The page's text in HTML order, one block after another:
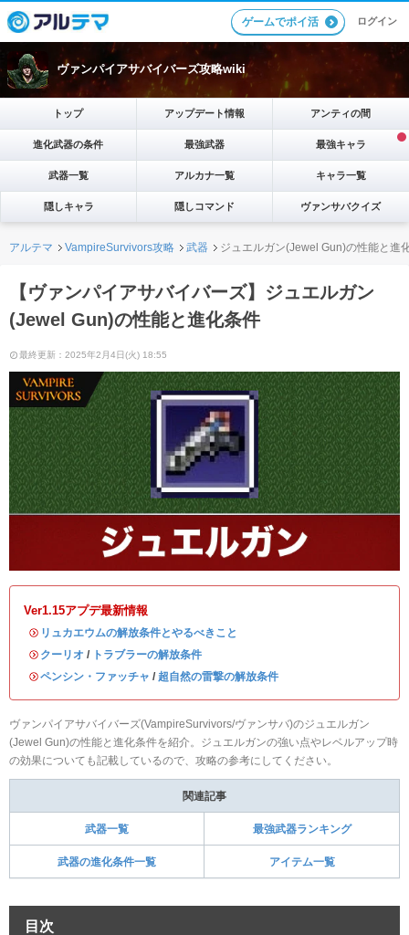
ゲームでポイ活 ログイン
ヴァンパイアサバイバーズ攻略wiki
トップ アップデート情報 アンティの間
進化武器の条件 最強武器 最強キャラ
武器一覧 アルカナ一覧 キャラ一覧
隠しキャラ 隠しコマンド ヴァンサバクイズ
アルテマ VampireSurvivors攻略 武器 ジュエルガン(Jewel Gun)の性能と進
【ヴァンパイアサバイバーズ】ジュエルガン
(Jewel Gun)の性能と進化条件
最終更新：2025年2月4日(火) 18:55
Ver1.15アプデ最新情報
・ リュカエウムの解放条件とやるべきこと
・ クーリオ / トラブラーの解放条件
・ペンシン・ファッチャ / 超自然の雷撃の解放条件
ヴァンパイアサバイバーズ(VampireSurvivors/ヴァンサバ)のジュエルガン
(Jewel Gun)の性能と進化条件を紹介。ジュエルガンの強い点やレベルアップ時
の効果についても記載しているので、攻略の参考にしてください。
関連記事
武器一覧 最強武器ランキング
武器の進化条件一覧 アイテム一覧
目次